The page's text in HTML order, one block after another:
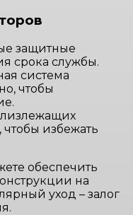
защитные
срока службы.
система
чтобы
чтобы избежать
обеспечить
на
уход – залог